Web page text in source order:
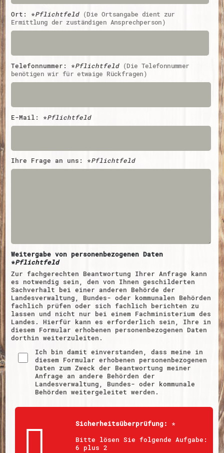
Barriere melden
Ort: *Pflichtfeld (Die Ortsangabe dient zur
Ermittlung der zuständigen Ansprechperson)
Telefonnummer: *Pflichtfeld (Die Telefonnummer
benötigen wir für etwaige Rückfragen)
E-Mail: *Pflichtfeld
Ihre Frage an uns: *Pflichtfeld
Weitergabe von personenbezogenen Daten
*Pflichtfeld
Zur fachgerechten Beantwortung Ihrer Anfrage kann
es notwendig sein, den von Ihnen geschilderten
Sachverhalt bei einer anderen Behörde der
Landesverwaltung, Bundes- oder kommunalen Behörden
fachlich prüfen oder sich fachlich berichten zu
lassen und nicht nur bei einem Fachministerium des
Landes. Hierfür kann es erforderlich sein, Ihre in
diesem Formular erhobenen personenbezogenen Daten
dorthin weiterzuleiten.
Ich bin damit einverstanden, dass meine in
diesem Formular erhobenen personenbezogenen
Daten zum Zweck der Beantwortung meiner
Anfrage an andere Behörden der
Landesverwaltung, Bundes- oder kommunale
Behörden weitergeleitet werden.
Sicherheitsüberprüfung:
*
Bitte lösen Sie folgende Aufgabe:
6 plus 2